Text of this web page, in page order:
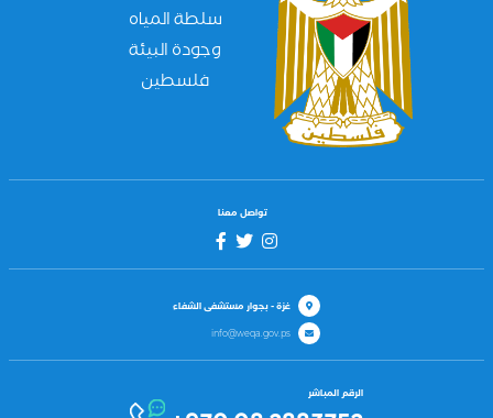
سلطة المياه
وجودة البيئة
فلسطين
تواصل معنا
غزة - بجوار مستشفى الشفاء
info@weqa.gov.ps
الرقم المباشر